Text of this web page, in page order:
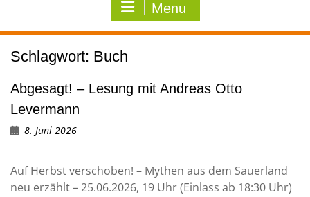
Menu
Schlagwort: Buch
Abgesagt! – Lesung mit Andreas Otto
Levermann
8. Juni 2026
Auf Herbst verschoben! – Mythen aus dem Sauerland
neu erzählt – 25.06.2026, 19 Uhr (Einlass ab 18:30 Uhr)